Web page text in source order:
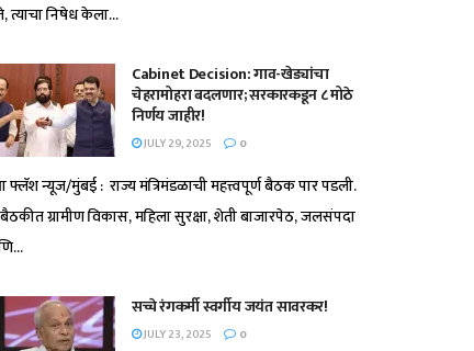
त्याचा निषेध केला...
Cabinet Decision: गाव-खेड्यांचा
चेहरामोहरा बदलणार; सरकारकडून ८ मोठे
निर्णय जाहीर!
JULY 29, 2025 0
फ्लॅश न्यूज/मुंबई : राज्य मंत्रिमंडळाची महत्त्वपूर्ण बैठक पार पडली.
ग्रामीण विकास, महिला सुरक्षा, शेती बाजारपेठ, जलसंपदा
सच्चे रंगकर्मी स्वर्गीय जयंत सावरकर!
JULY 23, 2025 0